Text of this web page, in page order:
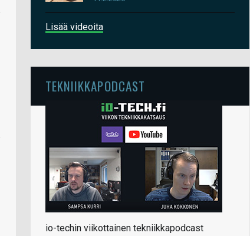
Lisää videoita
TEKNIIKKAPODCAST
io-techin viikottainen tekniikkapodcast